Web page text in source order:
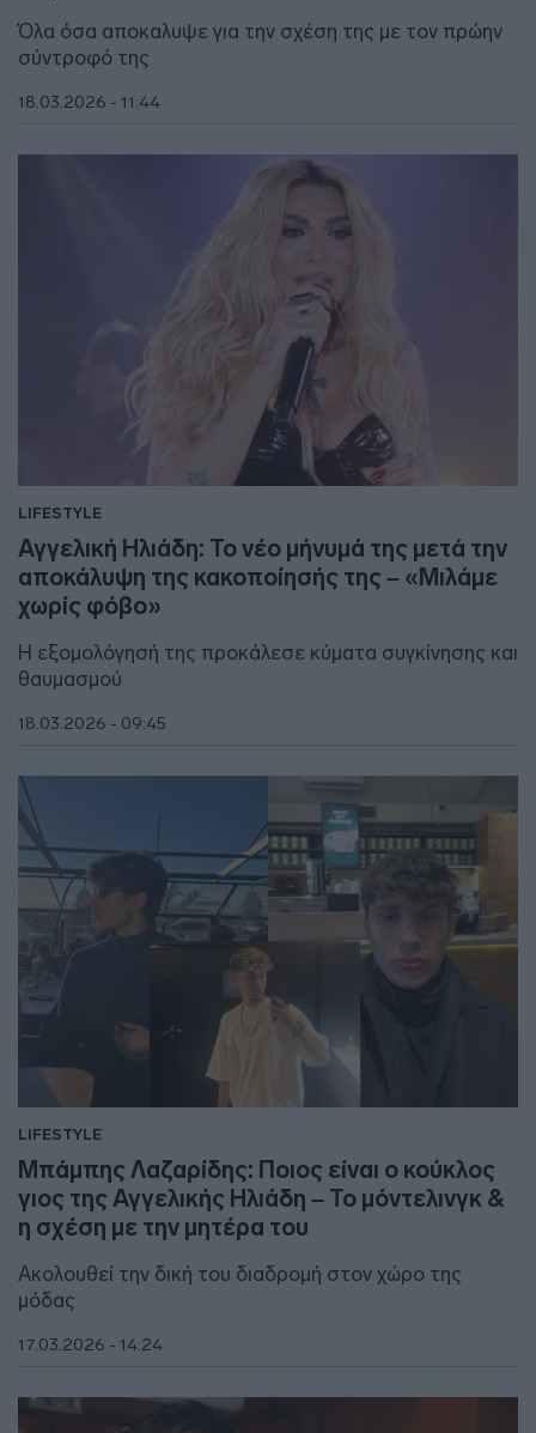
Όλα όσα αποκαλυψε για την σχέση της με τον πρώην
σύντροφό της
18.03.2026 - 11:44
LIFESTYLE
Αγγελική Ηλιάδη: Το νέο μήνυμά της μετά την
αποκάλυψη της κακοποίησής της – «Μιλάμε
χωρίς φόβο»
H εξομολόγησή της προκάλεσε κύματα συγκίνησης και
θαυμασμού
18.03.2026 - 09:45
LIFESTYLE
Μπάμπης Λαζαρίδης: Ποιος είναι ο κούκλος
γιος της Αγγελικής Ηλιάδη – Το μόντελινγκ &
η σχέση με την μητέρα του
Ακολουθεί την δική του διαδρομή στον χώρο της
μόδας
17.03.2026 - 14:24